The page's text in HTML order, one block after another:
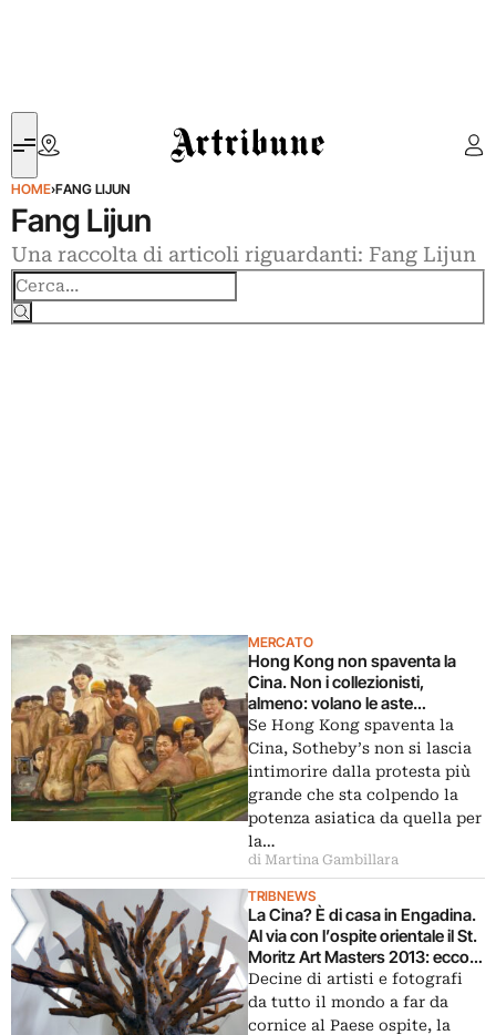
Artribune
HOME›FANG LIJUN
Fang Lijun
Una raccolta di articoli riguardanti: Fang Lijun
MERCATO
Hong Kong non spaventa la
Cina. Non i collezionisti,
almeno: volano le aste
Sotheby’s, con record per Liu
Xiaodong, Fang Lijun e Liu Wei
Se Hong Kong spaventa la
Cina, Sotheby’s non si lascia
intimorire dalla protesta più
grande che sta colpendo la
potenza asiatica da quella per
la…
di Martina Gambillara
TRIBNEWS
La Cina? È di casa in Engadina.
Al via con l’ospite orientale il St.
Moritz Art Masters 2013: ecco il
video e una carrellata di
immagini dall’opening
Decine di artisti e fotografi
da tutto il mondo a far da
cornice al Paese ospite, la